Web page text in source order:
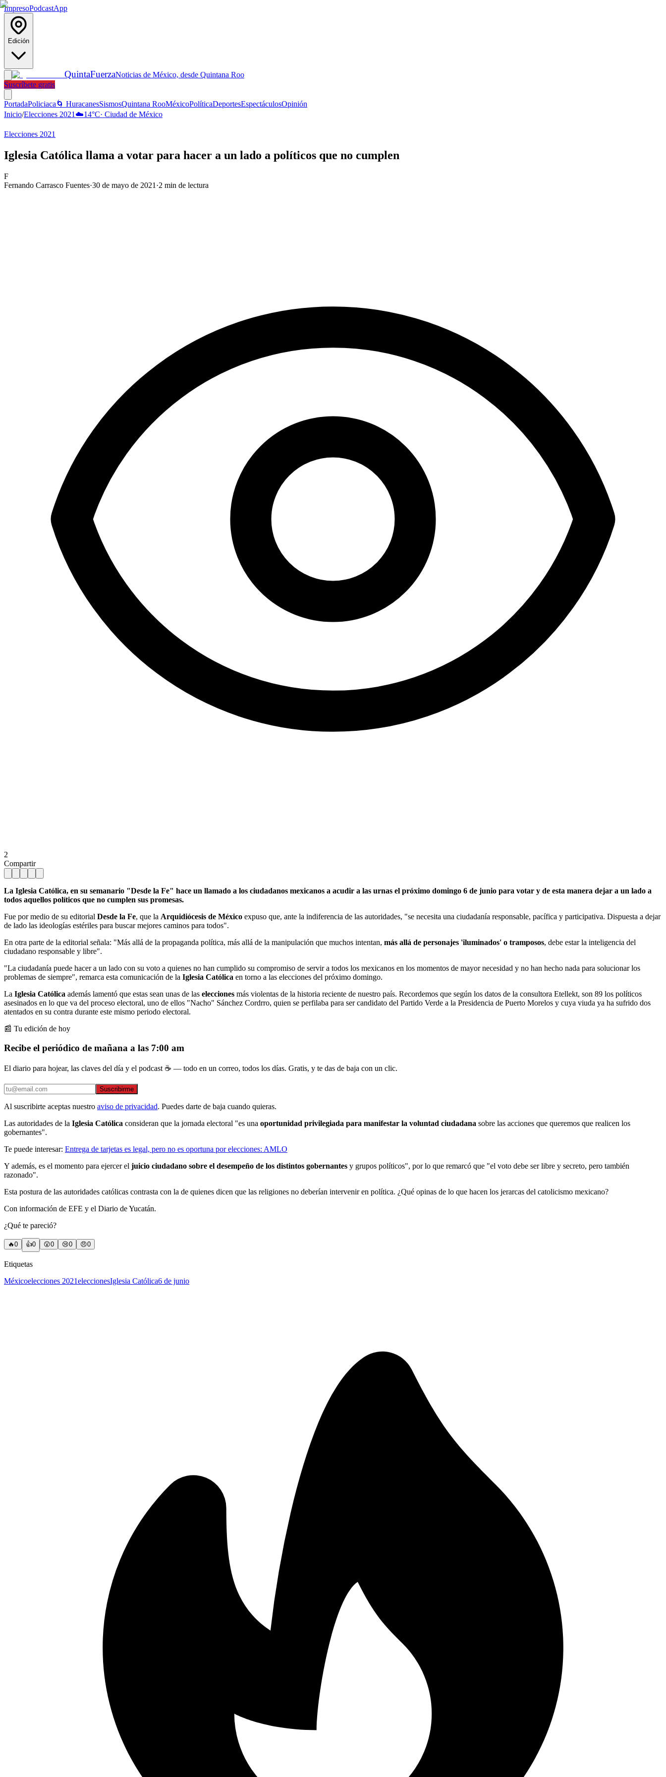
ImpresoPodcastApp
Edición
QuintaFuerzaNoticias de México, desde Quintana Roo
Suscríbete gratis
PortadaPoliciaca 🌀 HuracanesSismosQuintana RooMéxicoPolíticaDeportesEspectáculosOpinión
Inicio/Elecciones 2021 ☁️14°C· Ciudad de México
Elecciones 2021
Iglesia Católica llama a votar para hacer a un lado a políticos que no cumplen
F
Fernando Carrasco Fuentes·30 de mayo de 2021 ·2 min de lectura
2
Compartir
La Iglesia Católica, en su semanario "Desde la Fe" hace un llamado a los ciudadanos mexicanos a acudir a las urnas el próximo domingo 6 de junio para votar y de esta manera dejar a un lado a
todos aquellos políticos que no cumplen sus promesas.
Fue por medio de su editorial Desde la Fe, que la Arquidiócesis de México expuso que, ante la indiferencia de las autoridades, "se necesita una ciudadanía responsable, pacífica y participativa. Dispuesta a dejar
de lado las ideologías estériles para buscar mejores caminos para todos".
En otra parte de la editorial señala: "Más allá de la propaganda política, más allá de la manipulación que muchos intentan, más allá de personajes 'iluminados' o tramposos, debe estar la inteligencia del
ciudadano responsable y libre".
"La ciudadanía puede hacer a un lado con su voto a quienes no han cumplido su compromiso de servir a todos los mexicanos en los momentos de mayor necesidad y no han hecho nada para solucionar los
problemas de siempre", remarca esta comunicación de la Iglesia Católica en torno a las elecciones del próximo domingo.
La Iglesia Católica además lamentó que estas sean unas de las elecciones más violentas de la historia reciente de nuestro país. Recordemos que según los datos de la consultora Etellekt, son 89 los políticos
asesinados en lo que va del proceso electoral, uno de ellos "Nacho" Sánchez Cordrro, quien se perfilaba para ser candidato del Partido Verde a la Presidencia de Puerto Morelos y cuya viuda ya ha sufrido dos
atentados en su contra durante este mismo periodo electoral.
📰 Tu edición de hoy
Recibe el periódico de mañana a las 7:00 am
El diario para hojear, las claves del día y el podcast ☕ — todo en un correo, todos los días. Gratis, y te das de baja con un clic.
Suscribirme
Al suscribirte aceptas nuestro aviso de privacidad. Puedes darte de baja cuando quieras.
Las autoridades de la Iglesia Católica consideran que la jornada electoral "es una oportunidad privilegiada para manifestar la voluntad ciudadana sobre las acciones que queremos que realicen los
gobernantes".
Te puede interesar: Entrega de tarjetas es legal, pero no es oportuna por elecciones: AMLO
Y además, es el momento para ejercer el juicio ciudadano sobre el desempeño de los distintos gobernantes y grupos políticos", por lo que remarcó que "el voto debe ser libre y secreto, pero también
razonado".
Esta postura de las autoridades católicas contrasta con la de quienes dicen que las religiones no deberían intervenir en política. ¿Qué opinas de lo que hacen los jerarcas del catolicismo mexicano?
Con información de EFE y el Diario de Yucatán.
¿Qué te pareció?
🔥0 👍0 😲0 😢0 😠0
Etiquetas
Méxicoelecciones 2021eleccionesIglesia Católica6 de junio